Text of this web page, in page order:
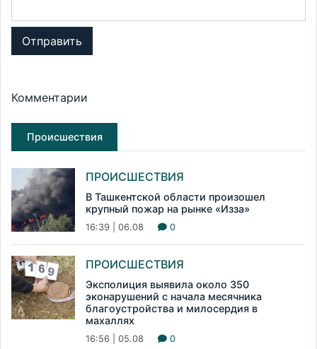
Отправить
Комментарии
Происшествия
ПРОИСШЕСТВИЯ
В Ташкентской области произошел
крупный пожар на рынке «Изза»
16:39 | 06.08 0
ПРОИСШЕСТВИЯ
Эксполиция выявила около 350
эконарушений с начала месячника
благоустройства и милосердия в
махаллях
16:56 | 05.08 0